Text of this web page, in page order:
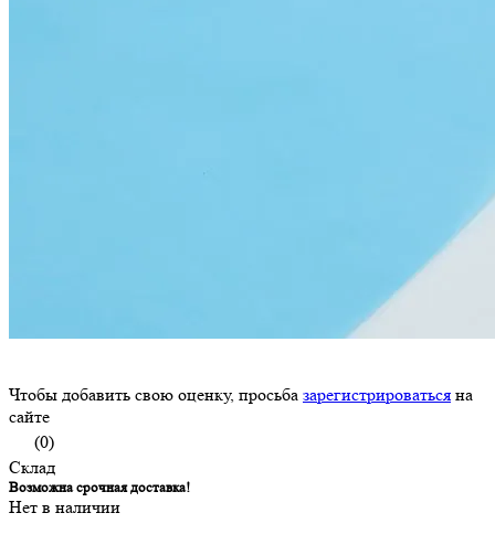
Чтобы добавить свою оценку, просьба зарегистрироваться на
сайте
(0)
Склад
Возможна срочная доставка!
Нет в наличии